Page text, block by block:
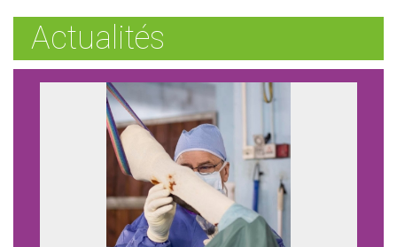
Actualités